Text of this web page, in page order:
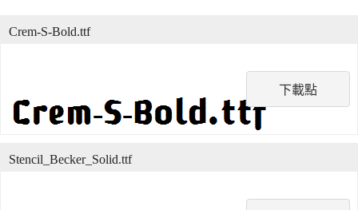
下載點
Crem-S-Bold.ttf
Stencil_Becker_Solid.ttf